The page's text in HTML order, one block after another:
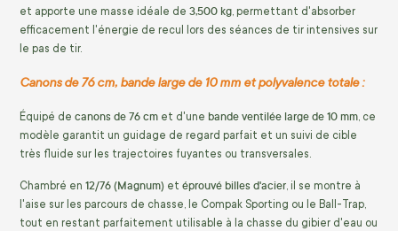
et apporte une masse idéale de 3,500 kg, permettant d'absorber
efficacement l'énergie de recul lors des séances de tir intensives sur
le pas de tir.
Canons de 76 cm, bande large de 10 mm et polyvalence totale :
Équipé de canons de 76 cm et d'une bande ventilée large de 10 mm ce
modèle garantit un guidage de regard parfait et un suivi de cible
très fluide sur les trajectoires fuyantes ou transversales.
Chambré en 12/76 (Magnum) et éprouvé billes d'acier il se montre à
l'aise sur les parcours de chasse,
le Compak Sporting ou le Ball-Trap,
tout en restant parfaitement utilisable à la chasse du gibier d'eau ou